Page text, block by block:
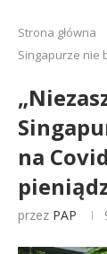
Strona główna
Singapurze nie
na
przez PAP